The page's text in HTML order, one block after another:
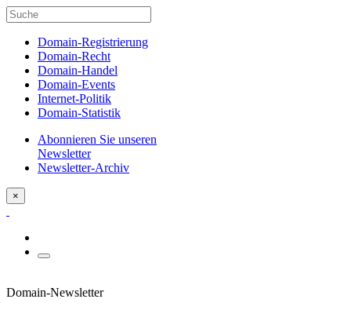
Domain-Registrierung
Domain-Recht
Domain-Handel
Domain-Events
Internet-Politik
Domain-Statistik
Abonnieren Sie unseren
Newsletter
Newsletter-Archiv
×
Domain-Newsletter